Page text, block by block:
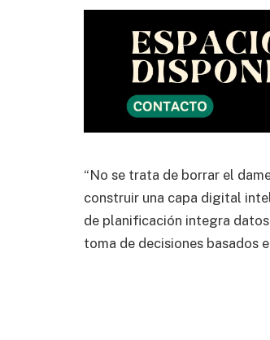
“No se trata de borrar el
construir una capa digital
de planificación integra
toma de decisiones basados